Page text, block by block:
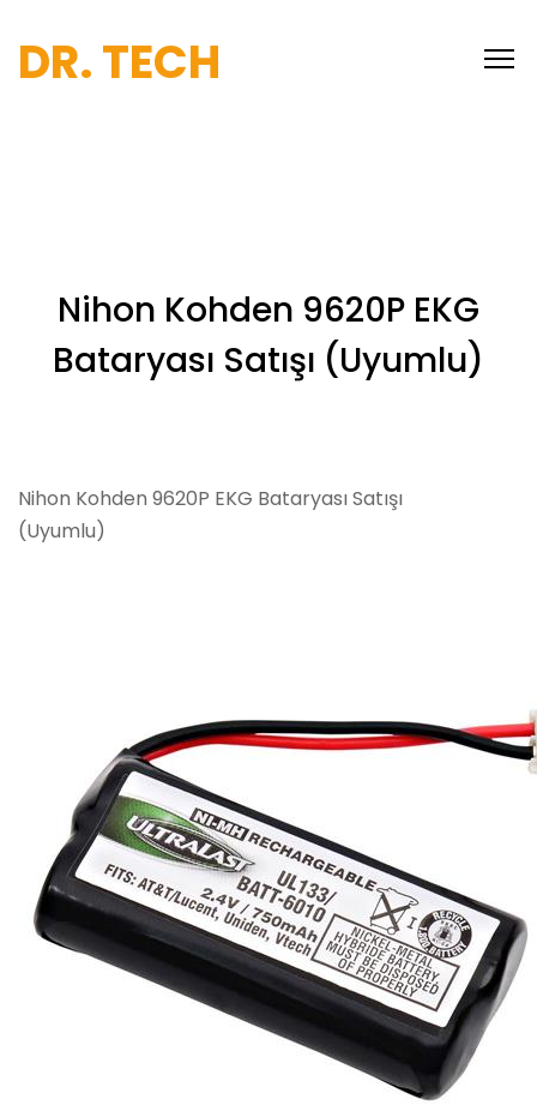
DR. TECH
Nihon Kohden 9620P EKG
Bataryası Satışı (Uyumlu)
Nihon Kohden 9620P EKG Bataryası Satışı
(Uyumlu)